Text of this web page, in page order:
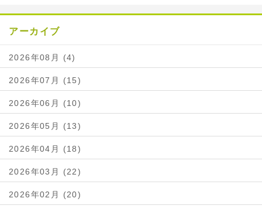
アーカイブ
2026年08月 (4)
2026年07月 (15)
2026年06月 (10)
2026年05月 (13)
2026年04月 (18)
2026年03月 (22)
2026年02月 (20)